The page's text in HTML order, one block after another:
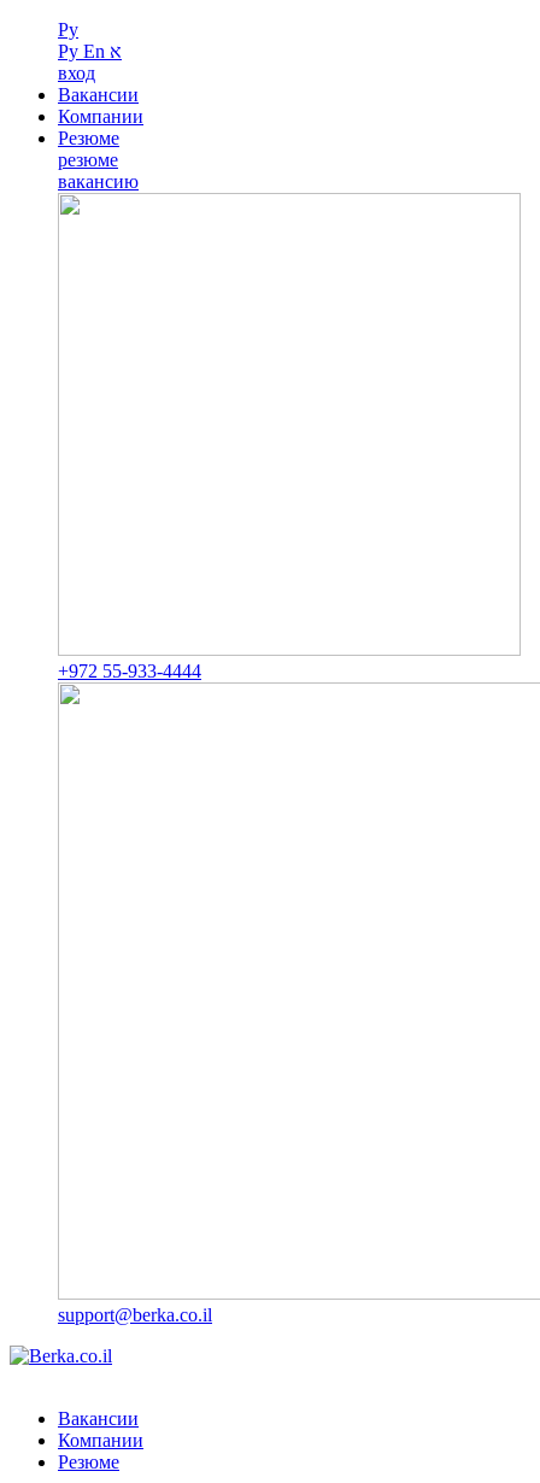
Ру
Ру En א
вход
Вакансии
Компании
Резюме
резюме
вакансию
+972 55-933-4444
support@berka.co.il
Вакансии
Компании
Резюме